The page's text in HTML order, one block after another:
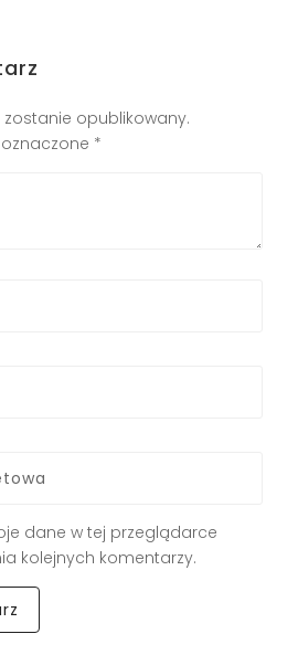
opublikowany.
*
dane w tej przeglądarce
kolejnych komentarzy.